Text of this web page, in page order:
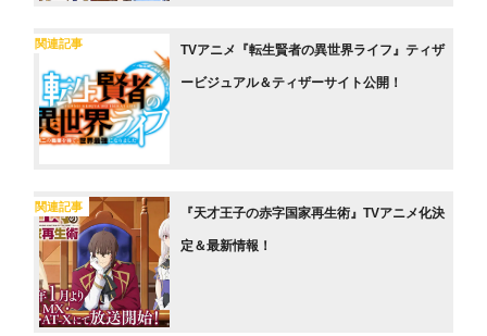
関連記事 TVアニメ『転生賢者の異世界ライフ』ティザ
ービジュアル＆ティザーサイト公開！
関連記事 『天才王子の赤字国家再生術』TVアニメ化決
定＆最新情報！